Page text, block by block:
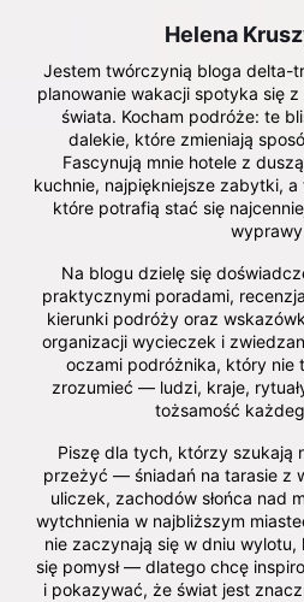
Helena
Jestem twórczynią bloga delta-
planowanie wakacji spotyka się
świata. Kocham podróże: te
dalekie, które zmieniają
Fascynują mnie hotele z
kuchnie, najpiękniejsze zabytki,
które potrafią stać się
Na blogu dzielę się
praktycznymi poradami,
kierunki podróży oraz
organizacji wycieczek i
oczami podróżnika, który nie
zrozumieć — ludzi, kraje,
tożsamość
Piszę dla tych, którzy szukają
przeżyć — śniadań na tarasie z
uliczek, zachodów słońca nad
wytchnienia w najbliższym
nie zaczynają się w dniu
się pomysł — dlatego chcę
i pokazywać, że świat jest